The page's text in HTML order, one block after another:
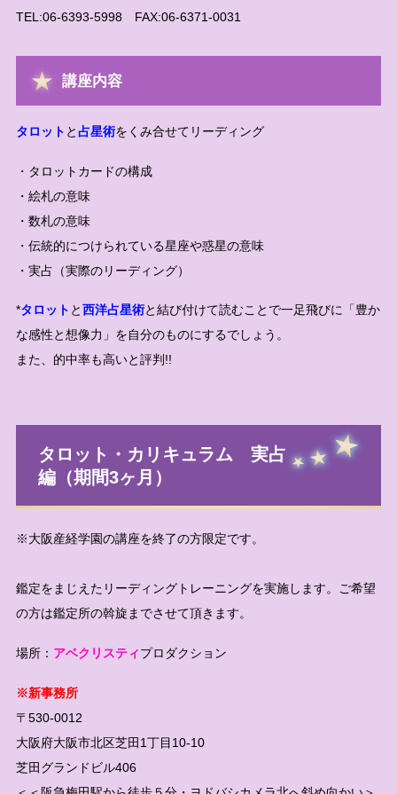
TEL:06-6393-5998 FAX:06-6371-0031
講座内容
タロット と占星術をくみ合せてリーディング
・タロットカードの構成
・絵札の意味
・数札の意味
・伝統的につけられている星座や惑星の意味
・実占（実際のリーディング）
*タロット と西洋占星術と結び付けて読むことで一足飛びに「豊か
な感性と想像力」を自分のものにするでしょう。
また、的中率も高いと評判!!
タロット・カリキュラム 実占
編（期間3ヶ月）
※大阪産経学園の講座を終了の方限定です。
鑑定をまじえたリーディングトレーニングを実施します。ご希望
の方は鑑定所の斡旋までさせて頂きます。
場所： アベクリスティプロダクション
※新事務所
〒530-0012
大阪府大阪市北区芝田1丁目10-10
芝田グランドビル406